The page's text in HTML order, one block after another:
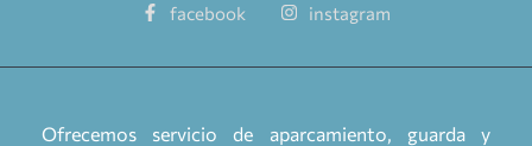
facebook
instagram
Ofrecemos servicio de aparcamiento, guarda y